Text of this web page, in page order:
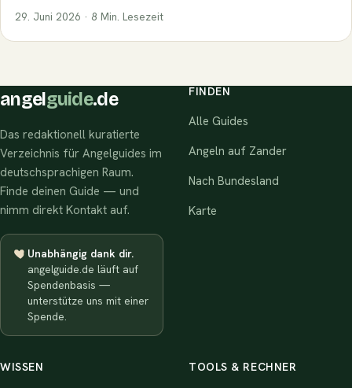
29. Juni 2026 · 8 Min. Lesezeit
angel guide.de
Das redaktionell kuratierte
Verzeichnis für Angelguides im
deutschsprachigen Raum.
Finde deinen Guide — und
nimm direkt Kontakt auf.
Unabhängig dank dir.
angelguide.de läuft auf
Spendenbasis —
unterstütze uns mit einer
Spende.
FINDEN
Alle Guides
Angeln auf Zander
Nach Bundesland
Karte
WISSEN TOOLS & RECHNER